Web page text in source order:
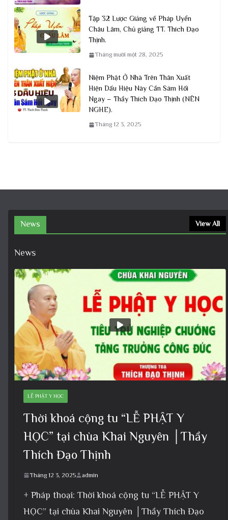
Tập 32 Lược Giảng về Pháp Uyển
Châu Lâm, Chủ giảng TT. Thích Đạo
Thịnh.
Tháng mười một 28, 2025
Niệm Phật Ở Nhà Trên Thân Xuất
Hiện Dấu Hiệu Này Cần Sám Hối
Ngay – Thầy Thích Đạo Thịnh (NÊN
NGHE).
Tháng 12 3, 2025
News View All
News
LỄ PHẬT Y HỌC
Thời khoá cộng tu “LỄ PHẬT Y
HỌC” tại chùa Khai Nguyên │Thầy
Thích Đạo Thịnh
Tháng 12 3, 2025 admin
+ Pháp thoại: Thời khoá cộng tu “LỄ PHẬT Y
HỌC” tại chùa Khai Nguyên │Thầy Thích Đạo